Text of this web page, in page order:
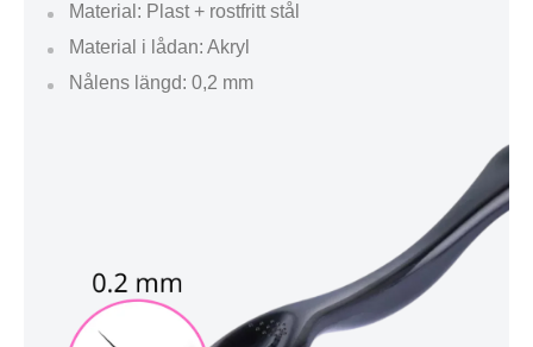
Material: Plast + rostfritt stål
Material i lådan: Akryl
Nålens längd: 0,2 mm